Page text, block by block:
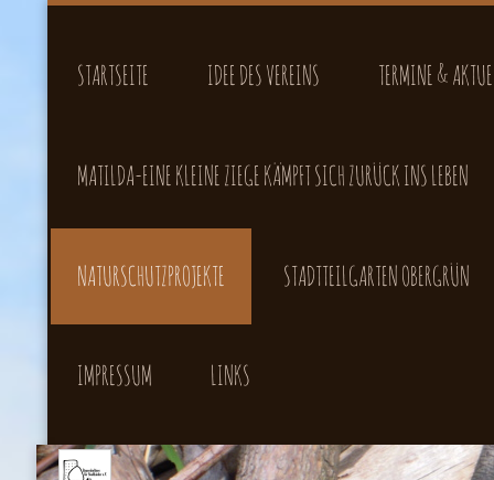
STARTSEITE IDEE DES VEREINS TERMINE &
MATILDA-EINE KLEINE ZIEGE KÄMPFT SICH ZURÜCK INS LEBEN
NATURSCHUTZPROJEKTE STADTTEILGARTEN OBERGRÜN
IMPRESSUM LINKS